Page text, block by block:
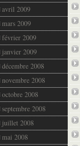
avril 2009
mars 2009
février 2009
janvier 2009
décembre 2008
novembre 2008
octobre 2008
septembre 2008
juillet 2008
mai 2008